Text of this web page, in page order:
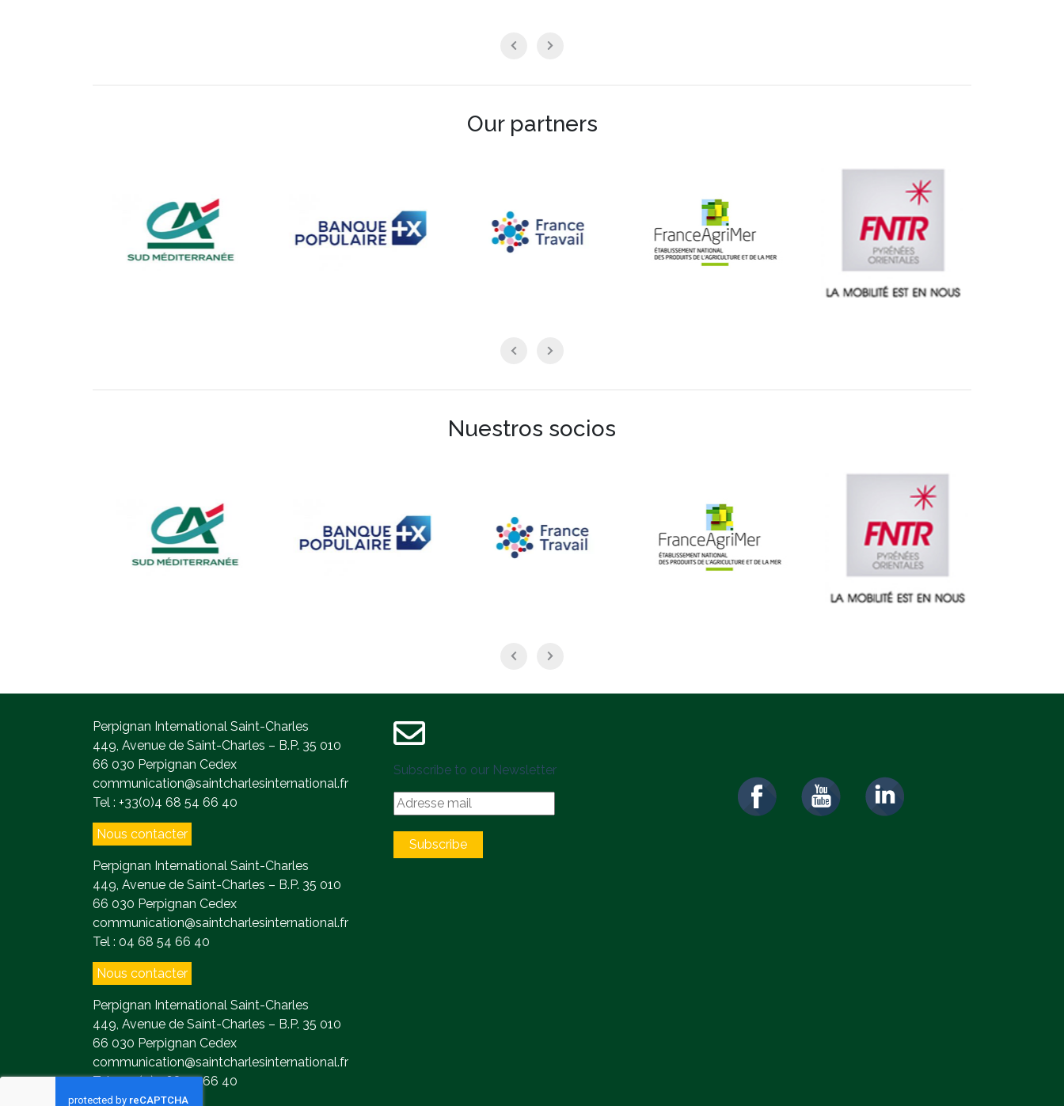
Our partners
Nuestros socios
Perpignan International Saint-Charles
449, Avenue de Saint-Charles – B.P. 35 010
66 030 Perpignan Cedex
communication@saintcharlesinternational.fr
Tel : +33(0)4 68 54 66 40
Nous contacter
Perpignan International Saint-Charles
449, Avenue de Saint-Charles – B.P. 35 010
66 030 Perpignan Cedex
communication@saintcharlesinternational.fr
Tel : 04 68 54 66 40
Nous contacter
Perpignan International Saint-Charles
449, Avenue de Saint-Charles – B.P. 35 010
66 030 Perpignan Cedex
communication@saintcharlesinternational.fr
Tel : +33(0)4 68 54 66 40
Subscribe to our Newsletter
Subscribe